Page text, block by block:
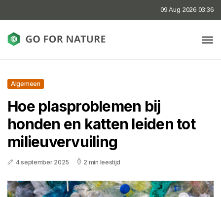
09 Aug 2026 03:36
Algemeen
Hoe plasproblemen bij
honden en katten leiden tot
milieuvervuiling
4 september 2025 2 min leestijd